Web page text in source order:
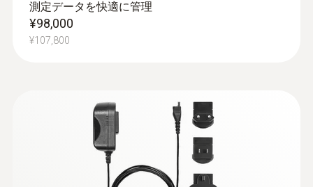
風速測定用
測定データを快適に管理
¥98,000
¥107,800